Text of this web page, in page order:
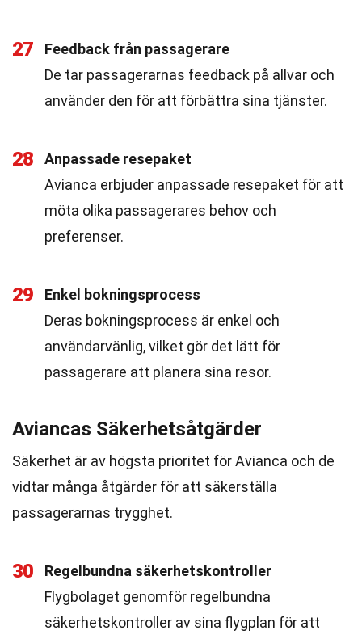
27
Feedback från passagerare
De tar passagerarnas feedback på allvar och
använder den för att förbättra sina tjänster.
28
Anpassade resepaket
Avianca erbjuder anpassade resepaket för att
möta olika passagerares behov och
preferenser.
29
Enkel bokningsprocess
Deras bokningsprocess är enkel och
användarvänlig, vilket gör det lätt för
passagerare att planera sina resor.
Aviancas Säkerhetsåtgärder
Säkerhet är av högsta prioritet för Avianca och de
vidtar många åtgärder för att säkerställa
passagerarnas trygghet.
30
Regelbundna säkerhetskontroller
Flygbolaget genomför regelbundna
säkerhetskontroller av sina flygplan för att